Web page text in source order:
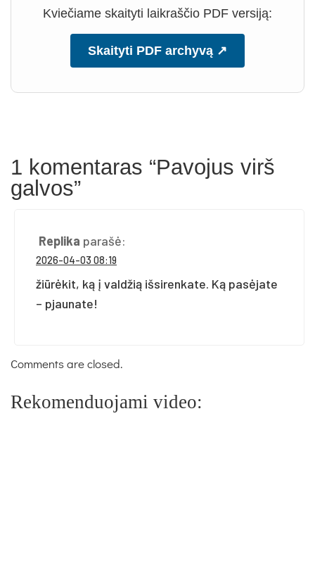
Kviečiame skaityti laikraščio PDF versiją:
Skaityti PDF archyvą ↗
1 komentaras “Pa­vo­jus virš
gal­vos”
Replika parašė:
2026-04-03 08:19
žiūrėkit, ką į valdžią išsirenkate. Ką pasėjate
– pjaunate!
Comments are closed.
Rekomenduojami video: